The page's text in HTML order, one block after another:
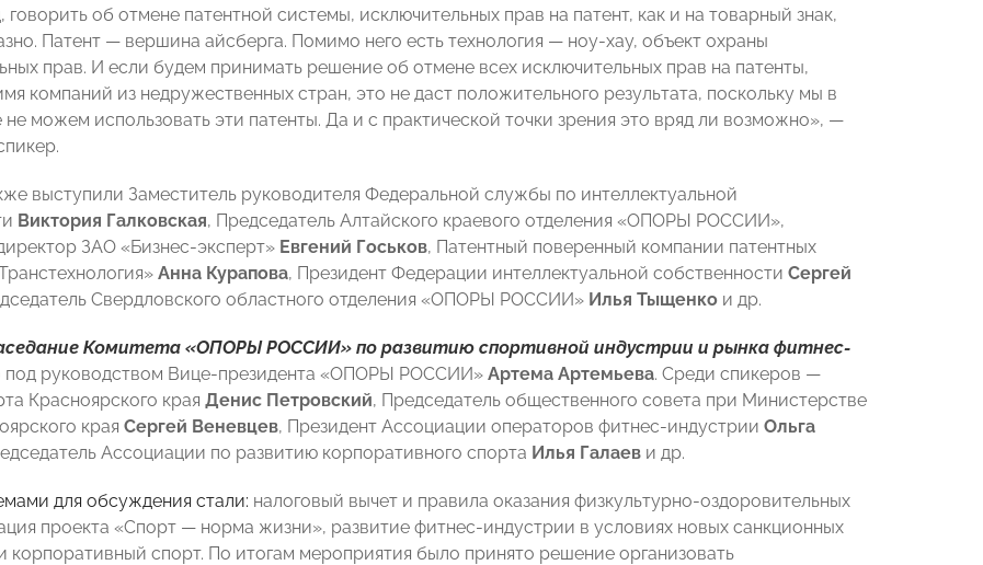
говорить об отмене патентной системы, исключительных прав на патент, как и на товарный знак,
Патент — вершина айсберга. Помимо него есть технология — ноу-хау, объект охраны
прав. И если будем принимать решение об отмене всех исключительных прав на патенты,
компаний из недружественных стран, это не даст положительного результата, поскольку мы в
можем использовать эти патенты. Да и с практической точки зрения это вряд ли возможно», —
выступили Заместитель руководителя Федеральной службы по интеллектуальной
Виктория Галковская, Председатель Алтайского краевого отделения «ОПОРЫ РОССИИ»,
ЗАО «Бизнес-эксперт» Евгений Госьков, Патентный поверенный компании патентных
Анна Курапова, Президент Федерации интеллектуальной собственности Сергей
Свердловского областного отделения «ОПОРЫ РОССИИ» Илья Тыщенко и др.
Комитета «ОПОРЫ РОССИИ» по развитию спортивной индустрии и рынка фитнес-
под руководством Вице-президента «ОПОРЫ РОССИИ» Артема Артемьева. Среди спикеров —
Красноярского края Денис Петровский, Председатель общественного совета при Министерстве
края Сергей Веневцев, Президент Ассоциации операторов фитнес-индустрии Ольга
Ассоциации по развитию корпоративного спорта Илья Галаев и др.
для обсуждения стали: налоговый вычет и правила оказания физкультурно-оздоровительных
проекта «Спорт — норма жизни», развитие фитнес-индустрии в условиях новых санкционных
корпоративный спорт. По итогам мероприятия было принято решение организовать